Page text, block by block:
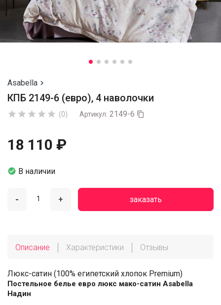
Asabella 
КПБ 2149-6 (евро), 4 наволочки
     (0) Артикул: 2149-6 
18 110 ₽
 В наличии
- + заказать
Описание Характеристики Отзывы
Люкс-сатин (100% египетский хлопок Premium)
Постельное белье евро люкс мако-сатин Asabella
Надин